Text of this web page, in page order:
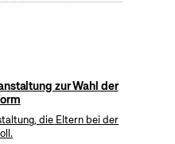
zur Wahl der
die Eltern bei der